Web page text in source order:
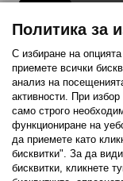
Последвайте
FacebookTwitter
Политика за
С избиране на
приемете всички
анализ на
активности. При
само строго
функциониране на
да приемете като
бисквитки". За да
бисквитки, кликнете